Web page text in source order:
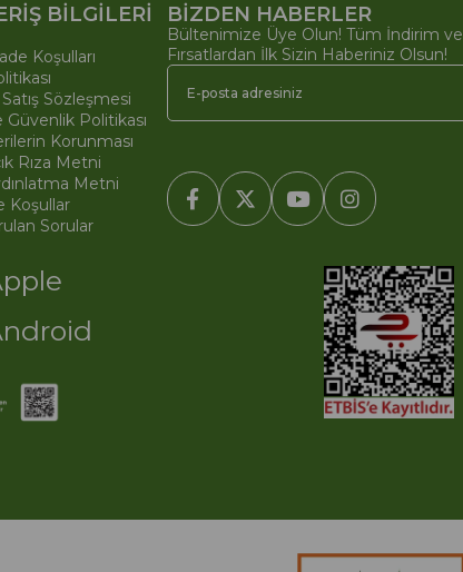
BİLGİLERİ
Koşulları
Sözleşmesi
Güvenlik Politikası
Korunması
Rıza Metni
Metni
Koşullar
Sorular
BİZDEN HABERLER
Bültenimize Üye Olun! Tüm İndirim ve
Fırsatlardan İlk Sizin Haberiniz Olsun!